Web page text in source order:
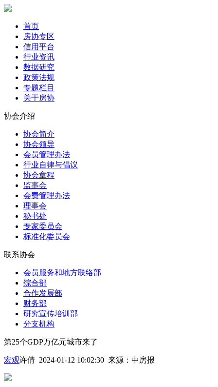
首页
房协专区
信用平台
行业资讯
数据研究
政策法规
专题栏目
关于房协
协会介绍
协会简介
协会领导
会员管理办法
行业自律与倡议
协会章程
监事会
会费管理办法
理事会
秘书处
专家委员会
标准化委员会
联系协会
会员服务和地方联络部
综合部
合作发展部
财务部
研究宣传培训部
分支机构
第25个GDP万亿元城市来了
宏观许倩 2024-01-12 10:02:30 来源： 中房报